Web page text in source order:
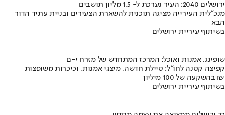
ירושלים 2040: העיר נערכת ל- 1.5 מליון תושבים
מנכ"לית העירייה מציגה תוכנית להשארת הצעירים ובניית עתיד הדור
הבא
בשיתוף עיריית ירושלים
שופינג, אמנות ואוכל: המרכז המתחדש של מזרח י-ם
קפיצה קטנה לחו"ל: טיילת חדשה, מיצגי אמנות, וכיכרות משופצות
בהשקעה של 100 מיליון ₪
בשיתוף עיריית ירושלים